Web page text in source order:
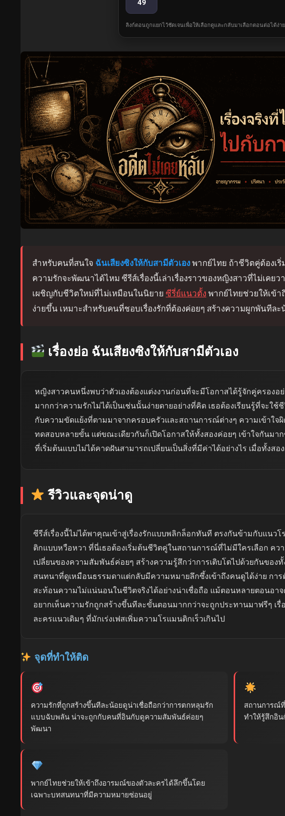
49
ลิงก์ตอนถูกแยกไว้ชัดเจนเพื่อให้เลือกดูและกลับมาเลือกตอนต่อได้ง่าย
สำหรับคนที่สนใจ ฉันเสียงซิงให้กับสามีตัวเอง พากย์ไทย ถ้าชีวิตคู่ต้องเ
ความรักจะพัฒนาได้ไหม ซีรีส์เรื่องนี้เล่าเรื่องราวของหญิงสาวที่ไม่เคย
เผชิญกับชีวิตใหม่ที่ไม่เหมือนในนิยาย ซีรี่ย์แนวตั้ง พากย์ไทยช่วยให้เข้
ง่ายขึ้น เหมาะสำหรับคนที่ชอบเรื่องรักที่ต้องค่อยๆ สร้างความผูกพันทีล
เรื่องย่อ ฉันเสียงซิงให้กับสามีตัวเอง
หญิงสาวคนหนึ่งพบว่าตัวเองต้องแต่งงานก่อนที่จะมีโอกาสได้รู้จักคู่ครองอ
มากกว่าความรักไม่ได้เป็นเช่นนั้นง่ายดายอย่างที่คิด เธอต้องเรียนรู้ที่จะใ
กับความขัดแย้งที่ตามมาจากครอบครัวและสถานการณ์ต่างๆ ความเข้าใจ
ทดสอบหลายขั้น แต่ขณะเดียวกันก็เปิดโอกาสให้ทั้งสองค่อยๆ เข้าใจกันมา
ที่เริ่มต้นแบบไม่ได้คาดฝันสามารถเปลี่ยนเป็นสิ่งที่มีค่าได้อย่างไร เมื่อทั้งสอ
รีวิวและจุดน่าดู
ซีรีส์เรื่องนี้ไม่ได้พาคุณเข้าสู่เรื่องรักแบบพลิกล็อกทันที ตรงกันข้ามกับแนว
ติกแบบหวือหวา ที่นี่เธอต้องเริ่มต้นชีวิตคู่ในสถานการณ์ที่ไม่มีใครเลือก คว
เปลี่ยนของความสัมพันธ์ค่อยๆ สร้างความรู้สึกว่าการเติบโตไปด้วยกันขอ
สนทนาที่ดูเหมือนธรรมดาแต่กลับมีความหมายลึกซึ้งเข้าถึงคนดูได้ง่าย การ
สะท้อนความไม่แน่นอนในชีวิตจริงได้อย่างน่าเชื่อถือ แม้ตอนหลายตอนอา
อยากเห็นความรักถูกสร้างขึ้นทีละขั้นตอนมากกว่าจะถูกประทานมาฟรีๆ เ
ละครแนวเดิมๆ ที่มักเร่งเฟสเพิ่มความโรแมนติกเร็วเกินไป
จุดที่ทำให้ติด
ความรักที่ถูกสร้างขึ้นทีละน้อยดูน่าเชื่อถือกว่าการตกหลุมรัก
แบบฉับพลัน น่าจะถูกกับคนที่อินกับดูความสัมพันธ์ค่อยๆ
พัฒนา
สถานการณ์
ทำให้รู้สึกอิน
พากย์ไทยช่วยให้เข้าถึงอารมณ์ของตัวละครได้ลึกขึ้นโดย
เฉพาะบทสนทนาที่มีความหมายซ่อนอยู่